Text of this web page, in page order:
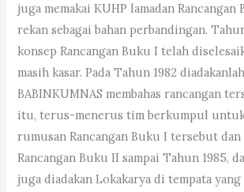
juga memakai KUHP lamadan Rancangan
rekan sebagai bahan perbandingan.
konsep Rancangan Buku I telah
masih kasar. Pada Tahun 1982
BABINKUMNAS membahas rancangan
itu, terus-menerus tim berkumpul
rumusan Rancangan Buku I tersebut
Rancangan Buku II sampai Tahun 1985,
juga diadakan Lokakarya di tempata yang